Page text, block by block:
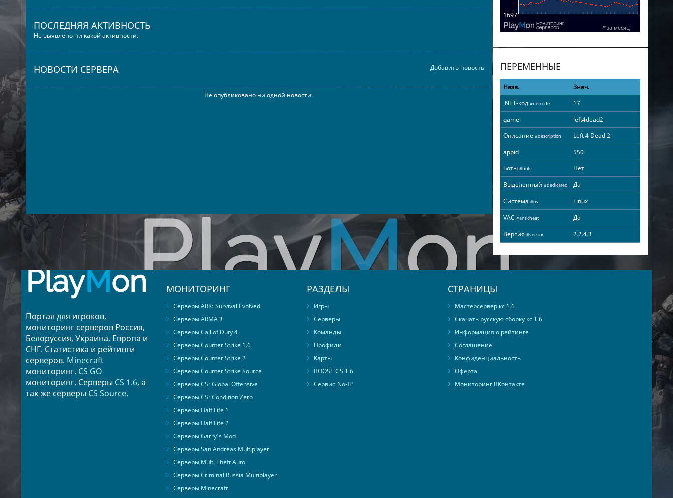
ПОСЛЕДНЯЯ АКТИВНОСТЬ
Не выявлено ни какой активности.
Добавить новость
НОВОСТИ СЕРВЕРА
Не опубликовано ни одной новости.
ПЕРЕМЕННЫЕ
Назв.
Знач.
.NET-код #netcode
17
game
left4dead2
Описание #description
Left 4 Dead 2
appid
550
Боты #bots
Нет
Выделенный #dedicated
Да
Система #os
Linux
VAC #anticheat
Да
Версия #version 2.2.4.3
PlayMon
Портал для игроков,
мониторинг серверов Россия,
Белоруссия, Украина, Европа и
СНГ. Статистика и рейтинги
серверов. Minecraft
мониторинг. CS GO
мониторинг. Серверы CS 1.6, а
так же серверы CS Source.
МОНИТОРИНГ
Серверы ARK: Survival Evolved
Серверы ARMA 3
Серверы Call of Duty 4
Серверы Counter Strike 1.6
Серверы Counter Strike 2
Серверы Counter Strike Source
Серверы CS: Global Offensive
Серверы CS: Condition Zero
Серверы Half Life 1
Серверы Half Life 2
Серверы Garry's Mod
Серверы San Andreas Multiplayer
Серверы Multi Theft Auto
Серверы Criminal Russia Multiplayer
Серверы Minecraft
РАЗДЕЛЫ
Игры
Серверы
Команды
Профили
Карты
BOOST CS 1.6
Сервис No-IP
СТРАНИЦЫ
Мастерсервер кс 1.6
Скачать русскую сборку кс 1.6
Информация о рейтинге
Соглашение
Конфиденциальность
Оферта
Мониторинг ВКонтакте